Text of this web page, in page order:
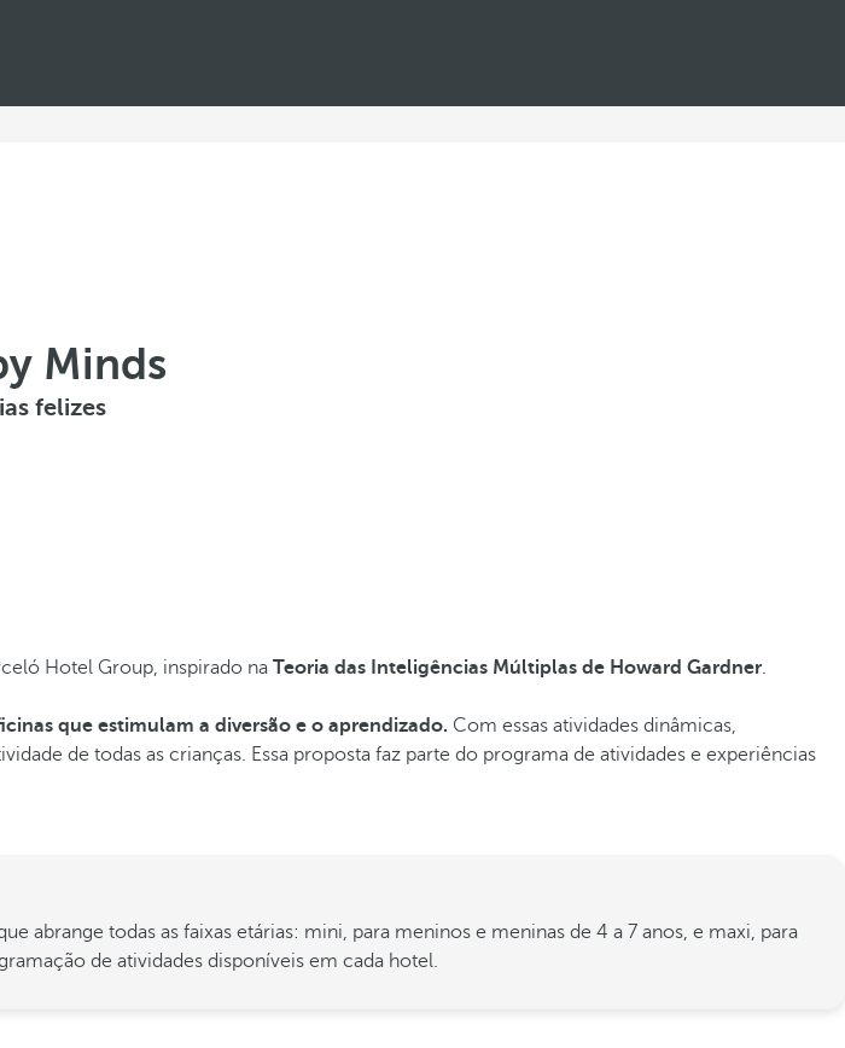
Minds
felizes
Hotel Group, inspirado na Teoria das Inteligências Múltiplas de Howard Gardner.
que estimulam a diversão e o aprendizado. Com essas atividades dinâmicas,
de todas as crianças. Essa proposta faz parte do programa de atividades e experiências
abrange todas as faixas etárias: mini, para meninos e meninas de 4 a 7 anos, e maxi, para
de atividades disponíveis em cada hotel.